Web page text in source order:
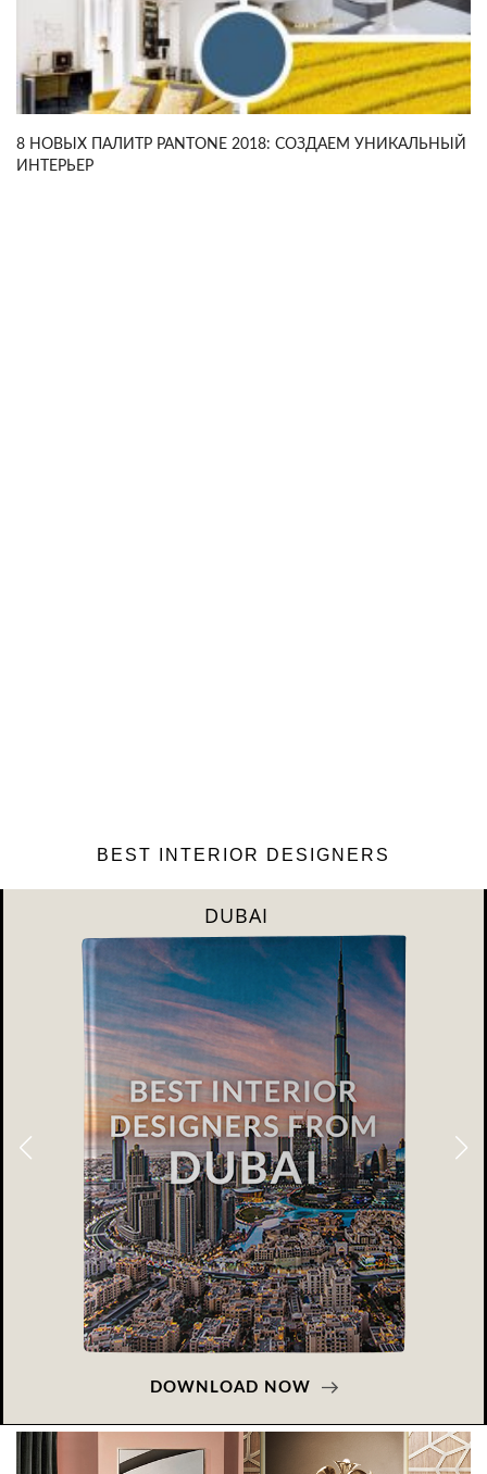
8 НОВЫХ ПАЛИТР PANTONE 2018: СОЗДАЕМ УНИКАЛЬНЫЙ
ИНТЕРЬЕР
BEST INTERIOR DESIGNERS
RIYAHD
DOWNLOAD NOW